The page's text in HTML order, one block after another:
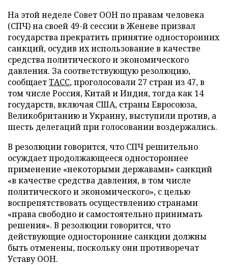
На этой неделе Совет ООН по правам человека
(СПЧ) на своей 49-й сессии в Женеве призвал
государства прекратить принятие односторонних
санкций, осудив их использование в качестве
средства политического и экономического
давления. За соответствующую резолюцию,
сообщаетТАСС, проголосовали 27 стран из 47, в
том числе Россия, Китай и Индия, тогда как 14
государств, включая США, страны Евросоюза,
Великобританию и Украину, выступили против, а
шесть делегаций при голосовании воздержались.
В резолюции говорится, что СПЧ решительно
осуждает продолжающееся одностороннее
применение «некоторыми державами» санкций
«в качестве средства давления, в том числе
политического и экономического», с целью
воспрепятствовать осуществлению странами
«права свободно и самостоятельно принимать
решения». В резолюции говорится, что
действующие односторонние санкции должны
быть отменены, поскольку они противоречат
Уставу ООН.